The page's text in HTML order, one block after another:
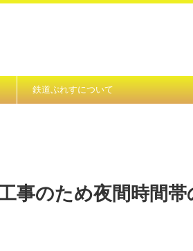
鉄道ぷれすについて
事のため夜間時間帯